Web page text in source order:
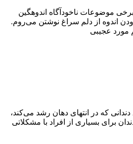
موضوعات ناخودآگاه اندوهگین
اندوه از دلم سراغ نوشتن می‌روم.
مورد عجیبی
که در انتهای دهان رشد می‌کند،
برای بسیاری از افراد با مشکلاتی